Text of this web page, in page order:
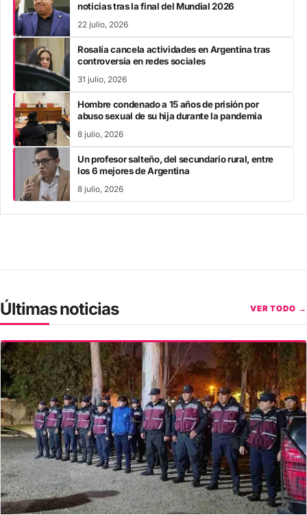
noticias tras la final del Mundial 2026
22 julio, 2026
Rosalía cancela actividades en Argentina tras
controversia en redes sociales
31 julio, 2026
Hombre condenado a 15 años de prisión por
abuso sexual de su hija durante la pandemia
8 julio, 2026
Un profesor salteño, del secundario rural, entre
los 6 mejores de Argentina
8 julio, 2026
Últimas noticias VER TODO →